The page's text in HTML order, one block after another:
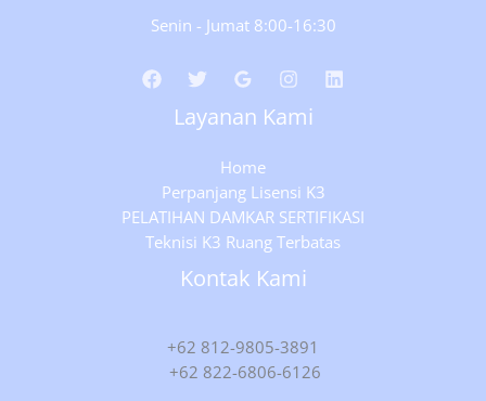
Senin - Jumat 8:00-16:30
Layanan Kami
Home
Perpanjang Lisensi K3
PELATIHAN DAMKAR SERTIFIKASI
Teknisi K3 Ruang Terbatas
Kontak Kami
+62 812-9805-3891
+62 822-6806-6126